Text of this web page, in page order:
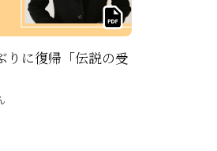
りに復帰「伝説の受